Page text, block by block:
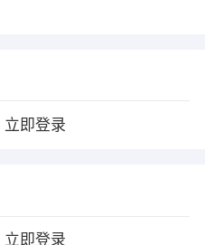
立即登录
立即登录